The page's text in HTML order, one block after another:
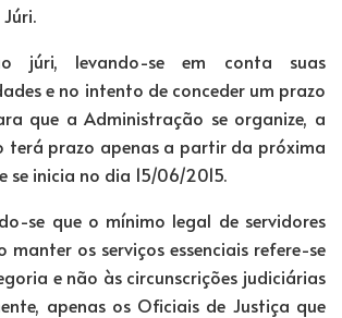
júri, levando-se em conta suas
e no intento de conceder um prazo
que a Administração se organize, a
terá prazo apenas a partir da próxima
se inicia no dia 15/06/2015.
se que o mínimo legal de servidores
manter os serviços essenciais refere-se
e não às circunscrições judiciárias
apenas os Oficiais de Justiça que